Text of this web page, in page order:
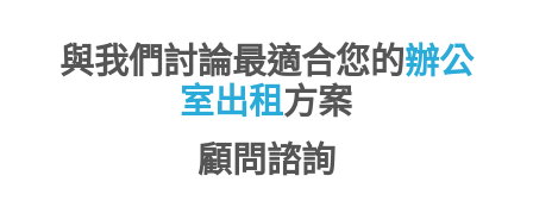
與我們討論最適合您的辦公
室出租方案
顧問諮詢